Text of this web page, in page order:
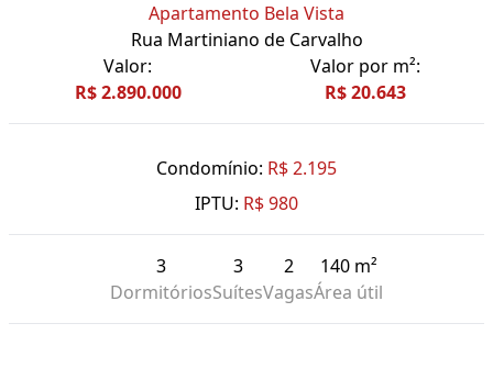
Apartamento Bela Vista
Rua Martiniano de Carvalho
Valor:
R$ 2.890.000
Valor por m²:
R$ 20.643
Condomínio: R$ 2.195
IPTU: R$ 980
3
Dormitórios
3
Suítes
2
Vagas
140 m²
Área útil